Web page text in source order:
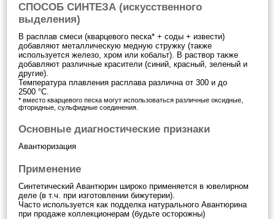
СПОСОБ СИНТЕЗА (искусственного
выделения)
В расплав смеси (кварцевого песка* + соды + извести)
добавляют металлическую медную стружку (также
используется железо, хром или кобальт). В раствор также
добавляют различные красители (синий, красный, зеленый и
другие).
Температура плавления расплава различна от 300 и до
2500 °C.
* вместо кварцевого песка могут использоваться различные оксидные,
фторидные, сульфидные соединения.
Основные диагностические признаки
Авантюризация
Применение
Синтетический Авантюрин широко применяется в ювелирном
деле (в т.ч. при изготовлении бижутерии).
Часто используется как подделка натурального Авантюрина
при продаже коллекционерам (будьте осторожны)